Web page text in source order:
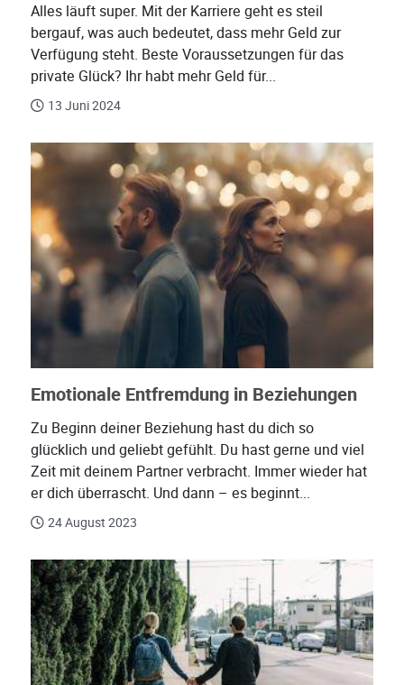
Alles läuft super. Mit der Karriere geht es steil
bergauf, was auch bedeutet, dass mehr Geld zur
Verfügung steht. Beste Voraussetzungen für das
private Glück? Ihr habt mehr Geld für...
13 Juni 2024
Emotionale Entfremdung in Beziehungen
Zu Beginn deiner Beziehung hast du dich so
glücklich und geliebt gefühlt. Du hast gerne und viel
Zeit mit deinem Partner verbracht. Immer wieder hat
er dich überrascht. Und dann – es beginnt...
24 August 2023